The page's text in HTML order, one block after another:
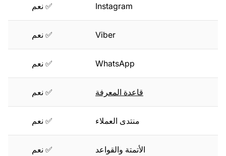
Instagram ✅ نعم
Viber ✅ نعم
WhatsApp ✅ نعم
قاعدة المعرفة ✅ نعم
منتدى العملاء ✅ نعم
الأتمتة والقواعد ✅ نعم